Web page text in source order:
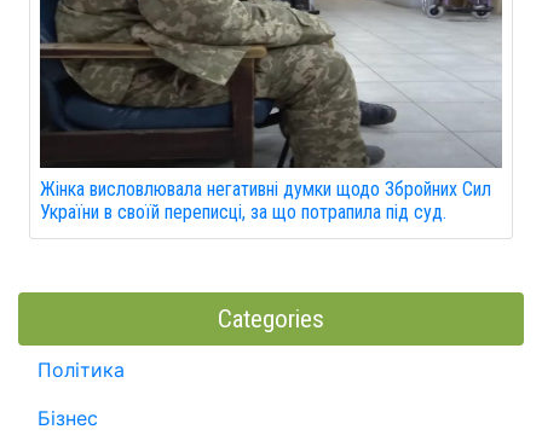
Жінка висловлювала негативні думки щодо Збройних Сил
України в своїй переписці, за що потрапила під суд.
Categories
Політика
Бізнес